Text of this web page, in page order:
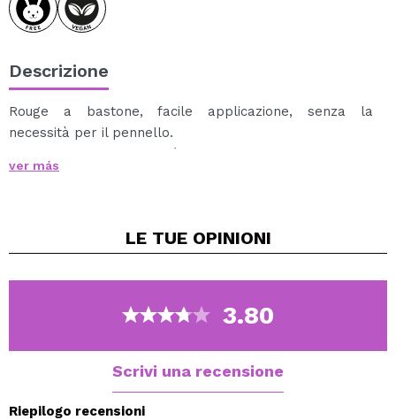
Descrizione
Rouge a bastone, facile applicazione, senza la
necessità per il pennello.
Blush che accentua e dà forma agli zigomi, contiene
minuscole particelle che illuminano la pelle.
- proprietà assorbenti
ver más
LE TUE OPINIONI
3.80
Scrivi una recensione
Riepilogo recensioni